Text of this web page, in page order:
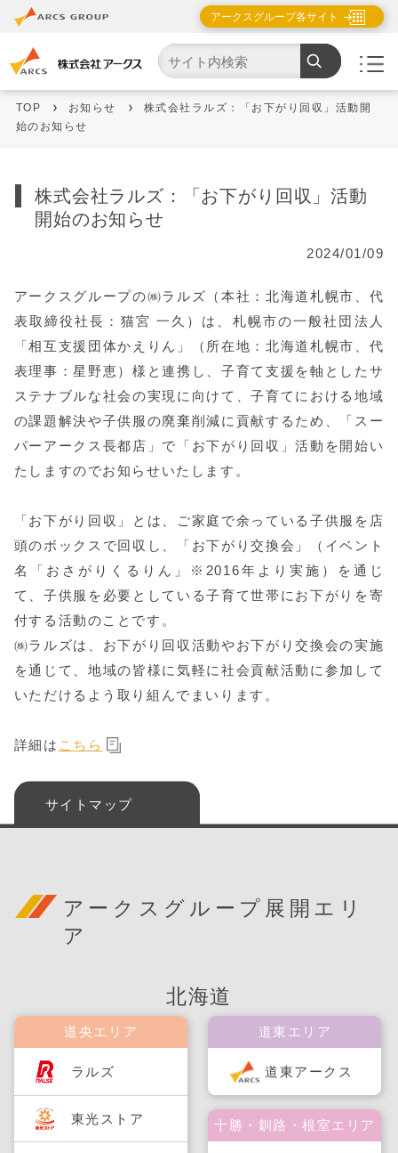
アークスグループ各サイト
TOP お知らせ
株式会社ラルズ：「お下がり回収」活動開
始のお知らせ
株式会社ラルズ：「お下がり回収」活動
開始のお知らせ
2024/01/09
アークスグループの㈱ラルズ（本社：北海道札幌市、代
表取締役社長：猫宮 一久）は、札幌市の一般社団法人
「相互支援団体かえりん」（所在地：北海道札幌市、代
表理事：星野恵）様と連携し、子育て支援を軸としたサ
ステナブルな社会の実現に向けて、子育てにおける地域
の課題解決や子供服の廃棄削減に貢献するため、「スー
パーアークス長都店」で「お下がり回収」活動を開始い
たしますのでお知らせいたします。
「お下がり回収」とは、ご家庭で余っている子供服を店
頭のボックスで回収し、「お下がり交換会」（イベント
名「おさがりくるりん」※2016年より実施）を通じ
て、子供服を必要としている子育て世帯にお下がりを寄
付する活動のことです。
㈱ラルズは、お下がり回収活動やお下がり交換会の実施
を通じて、地域の皆様に気軽に社会貢献活動に参加して
いただけるよう取り組んでまいります。
詳細は こちら
サイトマップ
アークスグループ展開エリ
ア
北海道
道央エリア
ラルズ
東光ストア
道東エリア
道東アークス
十勝・釧路・根室エリア